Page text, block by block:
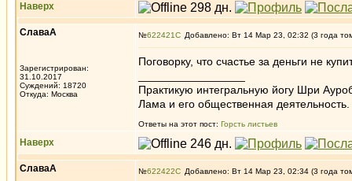
Наверх
СлаваА
Зарегистрирован:
31.10.2017
Суждений: 18720
Откуда: Москва
№622421 Добавлено: Вт 14 Мар 23, 02:32 (3 года
Поговорку, что счастье за деньги не
Практикую интегральную йогу Шри
Лама и его общественная деятельность.
Ответы на этот пост: Горсть листьев
Наверх
СлаваА №622422 Добавлено: Вт 14 Мар 23, 02:34 (3 года